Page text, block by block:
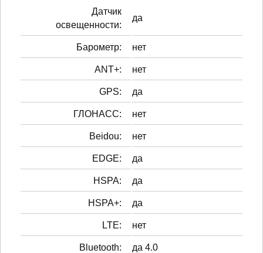
Датчик
освещенности:
да
Барометр: нет
ANT+: нет
GPS: да
ГЛОНАСС: нет
Beidou: нет
EDGE: да
HSPA: да
HSPA+: да
LTE: нет
Bluetooth: да 4.0